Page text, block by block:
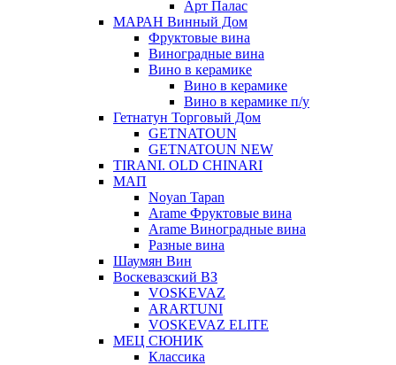
Арт Палас
МАРАН Винный Дом
Фруктовые вина
Виноградные вина
Вино в керамике
Вино в керамике
Вино в керамике п/у
Гетнатун Торговый Дом
GETNATOUN
GETNATOUN NEW
TIRANI. OLD CHINARI
МАП
Noyan Tapan
Arame Фруктовые вина
Arame Виноградные вина
Разные вина
Шаумян Вин
Воскевазский ВЗ
VOSKEVAZ
ARARTUNI
VOSKEVAZ ELITE
МЕЦ СЮНИК
Классика